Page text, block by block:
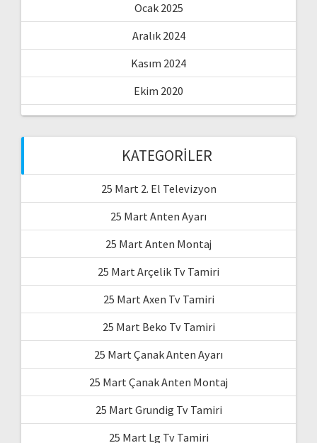
Ocak 2025
Aralık 2024
Kasım 2024
Ekim 2020
KATEGORILER
25 Mart 2. El Televizyon
25 Mart Anten Ayarı
25 Mart Anten Montaj
25 Mart Arçelik Tv Tamiri
25 Mart Axen Tv Tamiri
25 Mart Beko Tv Tamiri
25 Mart Çanak Anten Ayarı
25 Mart Çanak Anten Montaj
25 Mart Grundig Tv Tamiri
25 Mart Lg Tv Tamiri